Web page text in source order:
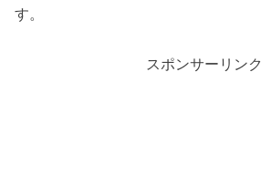
す。
スポンサーリンク